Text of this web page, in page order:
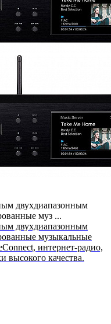
двухдиапазонным
муз ...
двухдиапазонным
музыкальные
интернет-радио,
качества.